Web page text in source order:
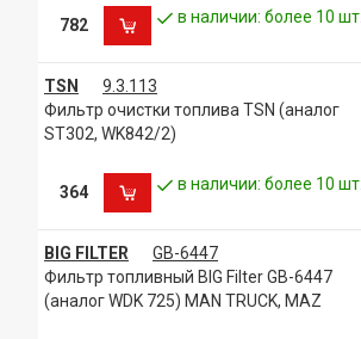
FORD T81DC9150BA
GAZ 201117010
GAZ 253056
GAZ 25305611
GENERAL MOTORS 6439304
GENERAL MOTORS 93156288
GENERAL MOTORS 93183042
IVECO 01902138
IVECO 01909137
IVECO 01909142
IVECO 01930010
IVECO 02133558
IVECO 04764725
782 в наличии: более 10 шт.
TSN
9.3.113
Фильтр очистки топлива TSN (аналог
ST302, WK842/2)
364 в наличии: более 10 шт.
BIG FILTER
GB-6447
Фильтр топливный BIG Filter GB-6447
(аналог WDK 725) MAN TRUCK, MAZ